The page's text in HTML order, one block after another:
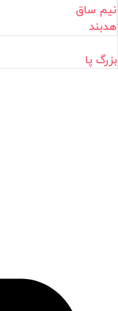
نیم ساق
هدبند
بزرگ پا